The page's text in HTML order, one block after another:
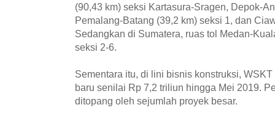
(90,43 km) seksi Kartasura-Sragen, Depok-
Pemalang-Batang (39,2 km) seksi 1, dan
Sedangkan di Sumatera, ruas tol Medan-
seksi 2-6.
Sementara itu, di lini bisnis konstruksi,
baru senilai Rp 7,2 triliun hingga Mei 2019.
ditopang oleh sejumlah proyek besar.